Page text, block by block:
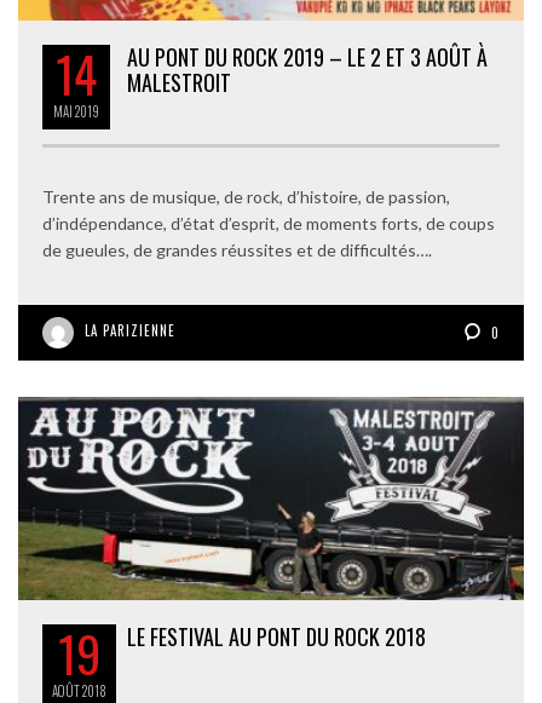
14
MAI2019
AU PONT DU ROCK 2019 – LE 2 ET 3 AOÛT À
MALESTROIT
Trente ans de musique, de rock, d’histoire, de passion,
d’indépendance, d’état d’esprit, de moments forts, de coups
de gueules, de grandes réussites et de difficultés….
LA PARIZIENNE 0
19
AOÛT2018
LE FESTIVAL AU PONT DU ROCK 2018